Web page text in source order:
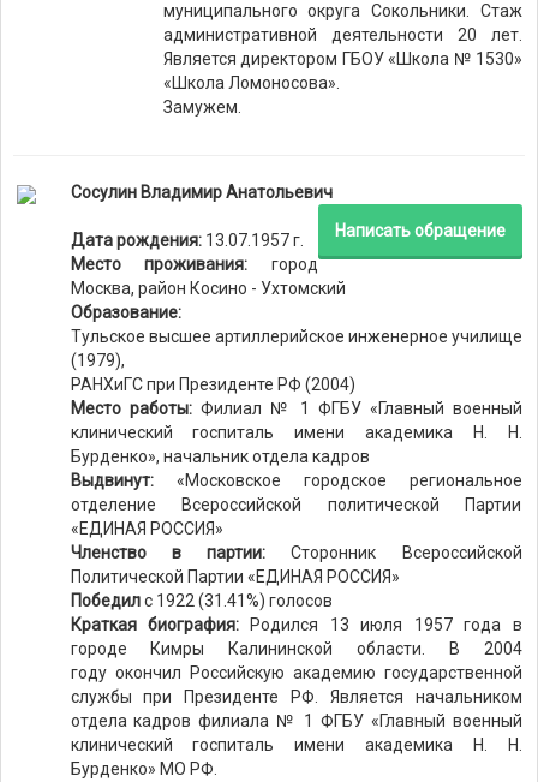
муниципального округа Сокольники. Стаж
административной деятельности 20 лет.
Является директором ГБОУ «Школа № 1530»
«Школа Ломоносова».
Замужем.
Сосулин Владимир Анатольевич
Написать обращение
Дата рождения:13.07.1957 г.
Место проживания: город
Москва, район Косино - Ухтомский
Образование:
Тульское высшее артиллерийское инженерное училище
(1979),
РАНХиГС при Президенте РФ (2004)
Место работы:Филиал № 1 ФГБУ «Главный военный
клинический госпиталь имени академика Н. Н.
Бурденко», начальник отдела кадров
Выдвинут:«Московское городское региональное
отделение Всероссийской политической Партии
«ЕДИНАЯ РОССИЯ»
Членство в партии: Сторонник Всероссийской
Политической Партии «ЕДИНАЯ РОССИЯ»
Победилс 1922 (31.41%) голосов
Краткая биография:Родился 13 июля 1957 года в
городе Кимры Калининской области. В 2004
году окончил Российскую академию государственной
службы при Президенте РФ. Является начальником
отдела кадров филиала № 1 ФГБУ «Главный военный
клинический госпиталь имени академика Н. Н.
Бурденко» МО РФ.